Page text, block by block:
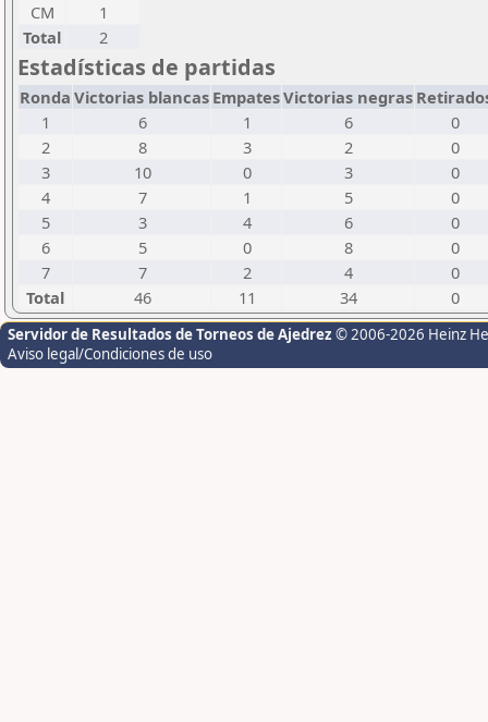
CM
1
Total
2
Estadísticas de partidas
Ronda Victorias blancas EmpatesVictorias negras
1
6 1 6
0
2
8 3 2
0
3
10 0 3
0
4
7 1 5
0
5
3 4 6
0
6
5 0 8
0
7
7 2 4
0
Total
46 11 34 0
Servidor de Resultados de Torneos de Ajedrez © 2006-2026 Heinz
Aviso legal/Condiciones de uso